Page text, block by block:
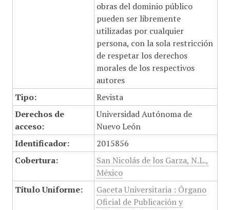
obras del dominio público
pueden ser libremente
utilizadas por cualquier
persona, con la sola restricción
de respetar los derechos
morales de los respectivos
autores
Tipo:
Revista
Derechos de
acceso:
Universidad Autónoma de
Nuevo León
Identificador:
2015856
Cobertura:
San Nicolás de los Garza, N.L.,
México
Título Uniforme:
Gaceta Universitaria : Órgano
Oficial de Publicación y